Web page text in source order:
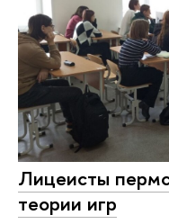
Лицеисты
теории игр